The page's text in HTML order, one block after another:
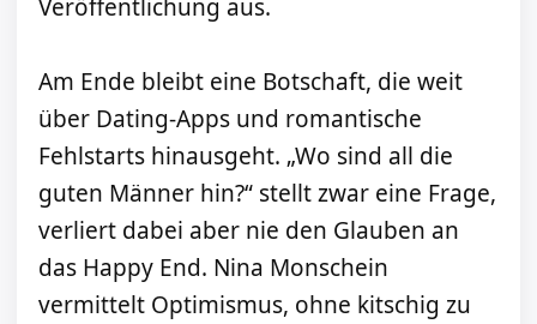
Veröffentlichung aus.
Am Ende bleibt eine Botschaft, die weit
über Dating-Apps und romantische
Fehlstarts hinausgeht. „Wo sind all die
guten Männer hin?“ stellt zwar eine Frage,
verliert dabei aber nie den Glauben an
das Happy End. Nina Monschein
vermittelt Optimismus, ohne kitschig zu